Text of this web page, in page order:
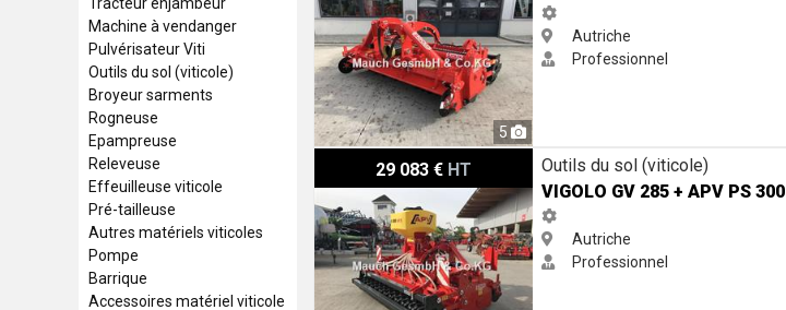
Tracteur enjambeur
Machine à vendanger
Pulvérisateur Viti
Outils du sol (viticole)
Broyeur sarments
Rogneuse
Epampreuse
Releveuse
Effeuilleuse viticole
Pré-tailleuse
Autres matériels viticoles
Pompe
Barrique
Accessoires matériel viticole
5
Autriche
Professionnel
29 083 € HT
Vigolo GV 285 + APV PS 300
Outils du sol (viticole)
VIGOLO GV 285 + APV PS 300
Autriche
Professionnel